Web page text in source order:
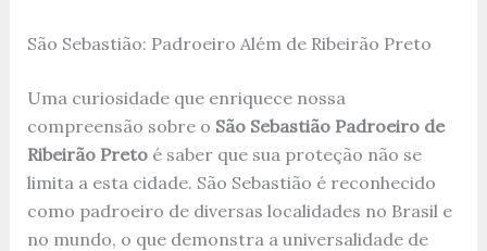
São Sebastião: Padroeiro Além de Ribeirão Preto
Uma curiosidade que enriquece nossa
compreensão sobre o São Sebastião Padroeiro de
Ribeirão Pretoé saber que sua proteção não se
limita a esta cidade. São Sebastião é reconhecido
como padroeiro de diversas localidades no Brasil e
no mundo, o que demonstra a universalidade de